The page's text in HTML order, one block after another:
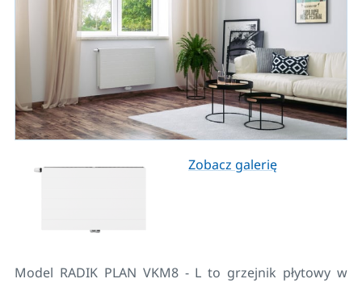
Zobacz galerię
Model RADIK PLAN VKM8 - L to grzejnik płytowy w